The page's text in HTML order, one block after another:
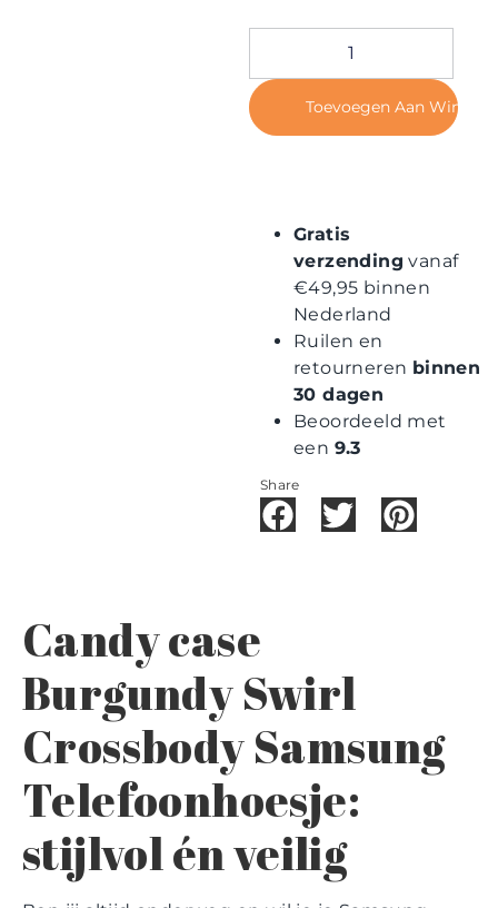
Toevoegen Aan
Gratis
verzending vanaf
€49,95 binnen
Nederland
Ruilen en
retourneren binnen
30 dagen
Beoordeeld met
een 9.3
Share
Candy case
Burgundy Swirl
Crossbody Samsung
Telefoonhoesje:
stijlvol én veilig